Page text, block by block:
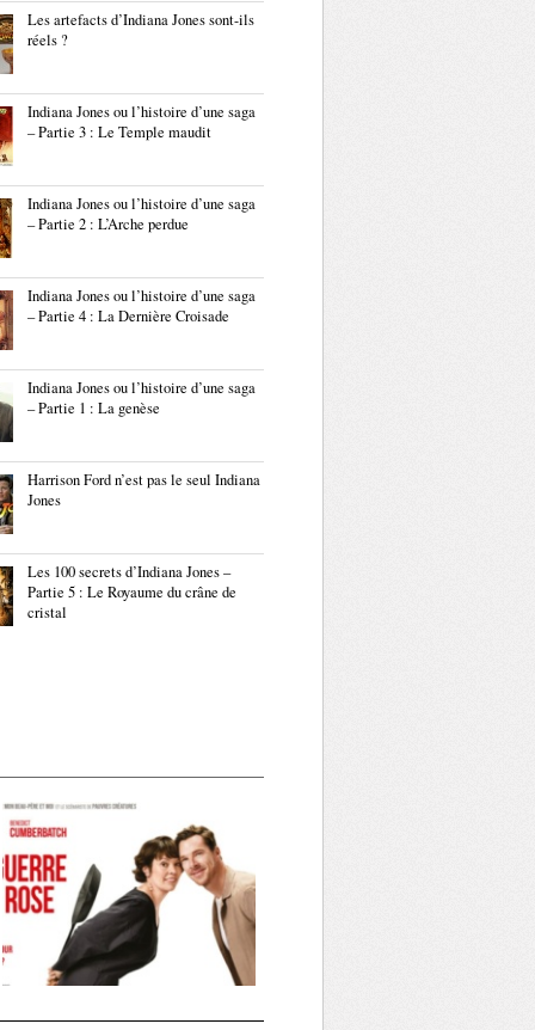
Les artefacts d’Indiana Jones sont-ils
réels ?
Indiana Jones ou l’histoire d’une saga
– Partie 3 : Le Temple maudit
Indiana Jones ou l’histoire d’une saga
– Partie 2 : L’Arche perdue
Indiana Jones ou l’histoire d’une saga
– Partie 4 : La Dernière Croisade
Indiana Jones ou l’histoire d’une saga
– Partie 1 : La genèse
Harrison Ford n’est pas le seul Indiana
Jones
Les 100 secrets d’Indiana Jones –
Partie 5 : Le Royaume du crâne de
cristal